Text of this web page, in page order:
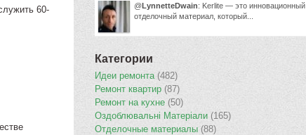
60-
@LynnetteDwain: Kerlite — это инновационный
отделочный материал, который...
Категории
Идеи ремонта (482)
Ремонт квартир (87)
Ремонт на кухне (50)
Оздоблювальнi Матерiали (165)
Отделочные материалы (88)